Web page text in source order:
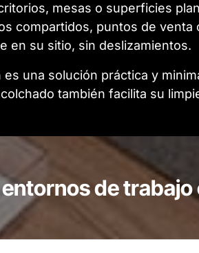
mesas o superficies
compartidos, puntos de
en su sitio, sin deslizamientos.
una solución práctica y
también facilita su
de